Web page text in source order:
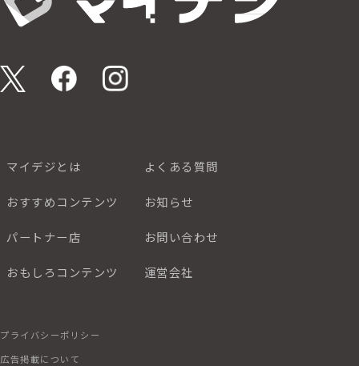
マイデジとは よくある質問
おすすめコンテンツ お知らせ
パートナー店 お問い合わせ
おもしろコンテンツ 運営会社
プライバシーポリシー
広告掲載について